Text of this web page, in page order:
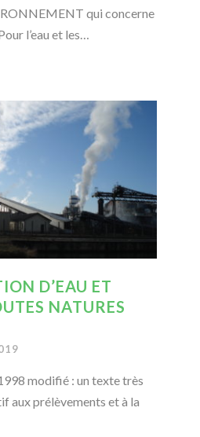
qui concerne
l’eau et les…
D’EAU ET
NATURES
modifié : un texte très
aux prélèvements et à la